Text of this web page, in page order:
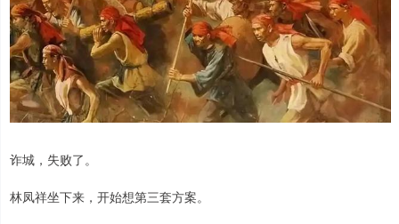
诈城，失败了。
林凤祥坐下来，开始想第三套方案。